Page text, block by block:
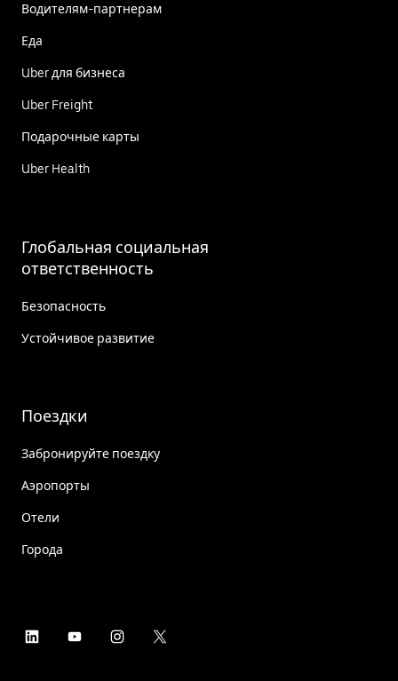
Водителям-партнерам
Еда
Uber для бизнеса
Uber Freight
Подарочные карты
Uber Health
Глобальная социальная
ответственность
Безопасность
Устойчивое развитие
Поездки
Забронируйте поездку
Аэропорты
Отели
Города